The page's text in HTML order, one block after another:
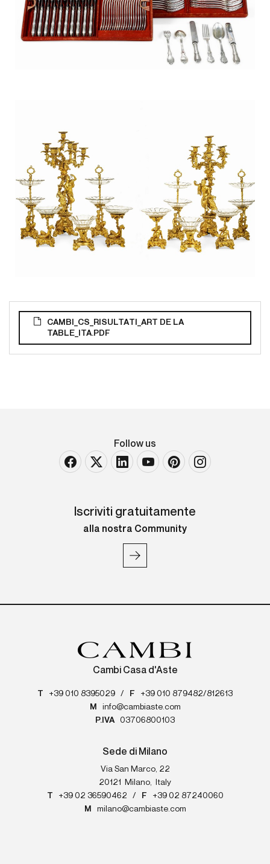
CAMBI_CS_RISULTATI_ART DE LA
TABLE_ITA.PDF
Follow us
Iscriviti gratuitamente
alla nostra Community
Cambi Casa d'Aste
T +39 010 8395029 / F
+39 010 879482/812613
M
info@cambiaste.com
P.IVA
03706800103
Sede di Milano
Via San Marco, 22
20121
Milano,
Italy
T
+39 02 36590462 / F
+39 02 87240060
M
milano@cambiaste.com